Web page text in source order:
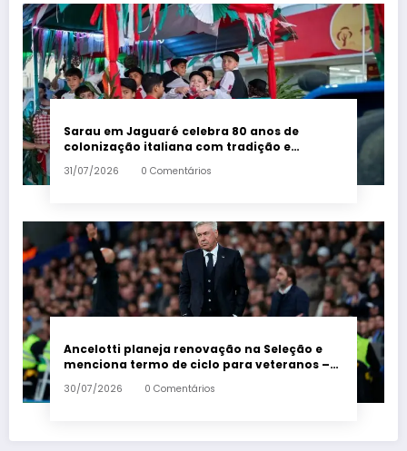
Sarau em Jaguaré celebra 80 anos de
colonização italiana com tradição e
trambolhão da polenta – Em Dia ES
31/07/2026 0 Comentários
Ancelotti planeja renovação na Seleção e
menciona termo de ciclo para veteranos –
Em Dia ES
30/07/2026 0 Comentários